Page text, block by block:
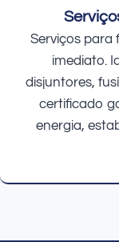
Serviços para
imediato.
disjuntores,
certificado
energia,